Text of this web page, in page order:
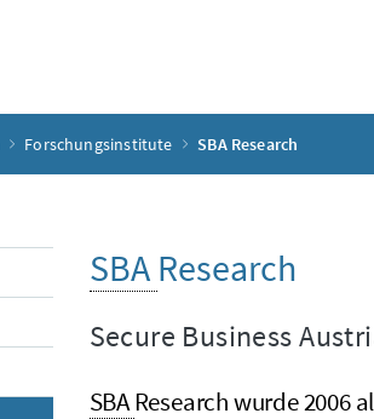
Forschungsinstitute SBA Research
SBA Research
Secure Business
SBAResearchwurde 2006